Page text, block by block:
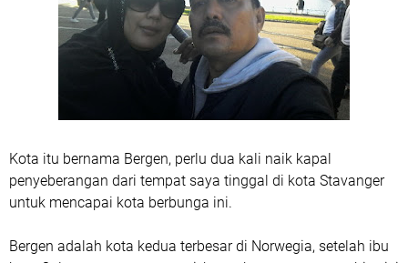
Kota itu bernama Bergen, perlu dua kali naik kapal
penyeberangan dari tempat saya tinggal di kota Stavanger
untuk mencapai kota berbunga ini.
Bergen adalah kota kedua terbesar di Norwegia, setelah ibu